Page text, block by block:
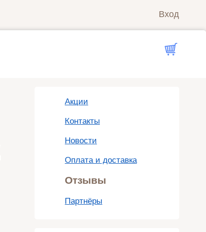
Вход
Акции
Контакты
Новости
Оплата и доставка
Отзывы
Партнёры